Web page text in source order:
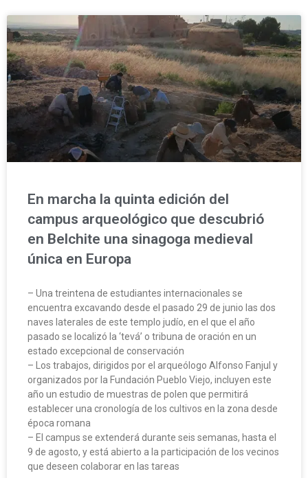
En marcha la quinta edición del
campus arqueológico que descubrió
en Belchite una sinagoga medieval
única en Europa
– Una treintena de estudiantes internacionales se
encuentra excavando desde el pasado 29 de junio las dos
naves laterales de este templo judío, en el que el año
pasado se localizó la ‘tevá’ o tribuna de oración en un
estado excepcional de conservación
– Los trabajos, dirigidos por el arqueólogo Alfonso Fanjul y
organizados por la Fundación Pueblo Viejo, incluyen este
año un estudio de muestras de polen que permitirá
establecer una cronología de los cultivos en la zona desde
época romana
– El campus se extenderá durante seis semanas, hasta el
9 de agosto, y está abierto a la participación de los vecinos
que deseen colaborar en las tareas